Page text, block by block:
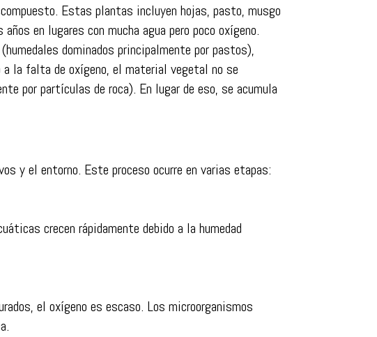
Estas plantas incluyen hojas, pasto, musgo
en lugares con mucha agua pero poco oxígeno.
dominados principalmente por pastos),
a la falta de oxígeno, el material vegetal no se
por partículas de roca). En lugar de eso, se acumula
y el entorno. Este proceso ocurre en varias etapas:
crecen rápidamente debido a la humedad
el oxígeno es escaso. Los microorganismos